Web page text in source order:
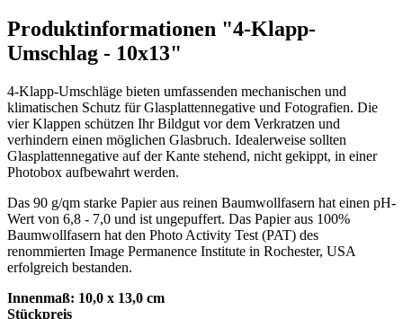
Produktinformationen "4-Klapp-
Umschlag - 10x13"
4-Klapp-Umschläge bieten umfassenden mechanischen und
klimatischen Schutz für Glasplattennegative und Fotografien. Die
vier Klappen schützen Ihr Bildgut vor dem Verkratzen und
verhindern einen möglichen Glasbruch. Idealerweise sollten
Glasplattennegative auf der Kante stehend, nicht gekippt, in einer
Photobox aufbewahrt werden.
Das 90 g/qm starke Papier aus reinen Baumwollfasern hat einen pH-
Wert von 6,8 - 7,0 und ist ungepuffert. Das Papier aus 100%
Baumwollfasern hat den Photo Activity Test (PAT) des
renommierten Image Permanence Institute in Rochester, USA
erfolgreich bestanden.
Innenmaß: 10,0 x 13,0 cm
Stückpreis